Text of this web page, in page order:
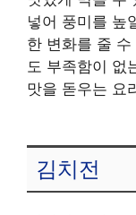
넣어 풍미를 높
한 변화를 줄
도 부족함이 없
맛을 돋우는 요
김치전